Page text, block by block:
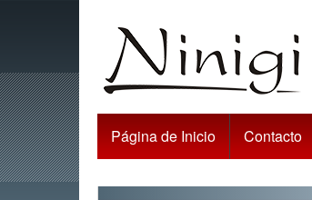
Página de Inicio Contacto